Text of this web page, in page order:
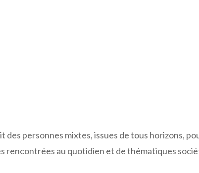
des personnes mixtes, issues de tous horizons,
rencontrées au quotidien et de thématiques